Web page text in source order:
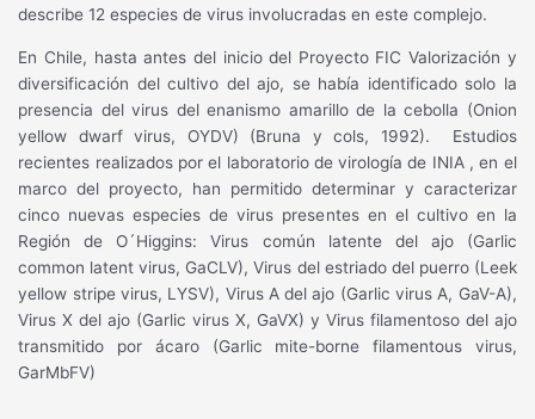
describe 12 especies de virus involucradas en este complejo.
En Chile, hasta antes del inicio del Proyecto FIC Valorización y
diversificación del cultivo del ajo, se había identificado solo la
presencia del virus del enanismo amarillo de la cebolla (Onion
yellow dwarf virus, OYDV) (Bruna y cols, 1992).
Estudios
recientes realizados por el laboratorio de virología de INIA , en el
marco del proyecto, han permitido determinar y caracterizar
cinco nuevas especies de virus presentes en el cultivo en la
Región de O´Higgins: Virus común latente del ajo (Garlic
common latent virus, GaCLV), Virus del estriado del puerro (Leek
yellow stripe virus, LYSV), Virus A del ajo (Garlic virus A, GaV-A),
Virus X del ajo (Garlic virus X, GaVX) y Virus filamentoso del ajo
transmitido por ácaro (Garlic mite-borne filamentous virus,
GarMbFV)